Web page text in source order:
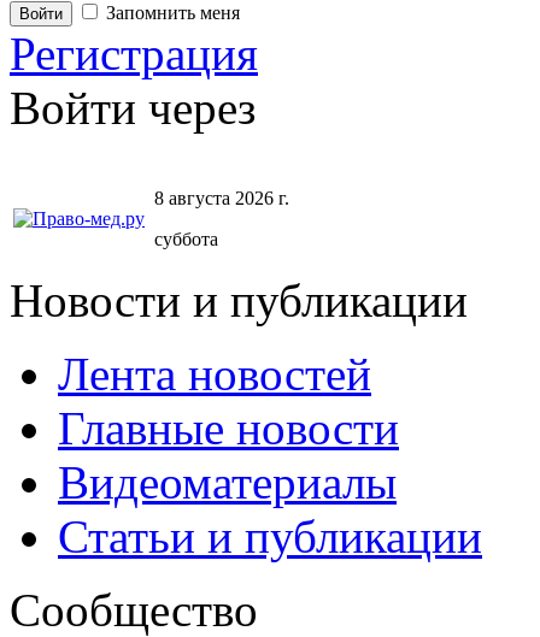
Запомнить меня
Регистрация
Войти через
8 августа 2026 г.
суббота
Новости и публикации
Лента новостей
Главные новости
Видеоматериалы
Статьи и публикации
Сообщество